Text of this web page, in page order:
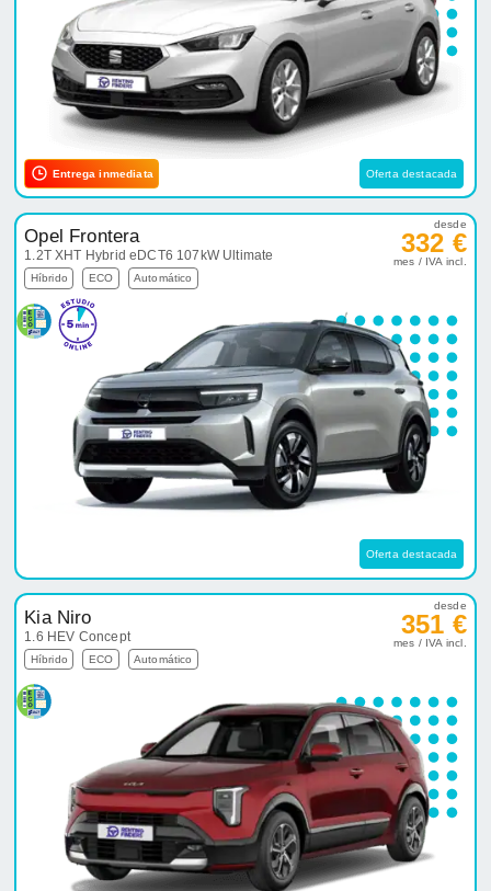
Entrega inmediata Oferta destacada
Opel Frontera
1.2T XHT Hybrid eDCT6 107kW Ultimate
Híbrido ECO Automático
desde
332 €
mes / IVA incl.
Oferta destacada
Kia Niro
1.6 HEV Concept
Híbrido ECO Automático
desde
351 €
mes / IVA incl.